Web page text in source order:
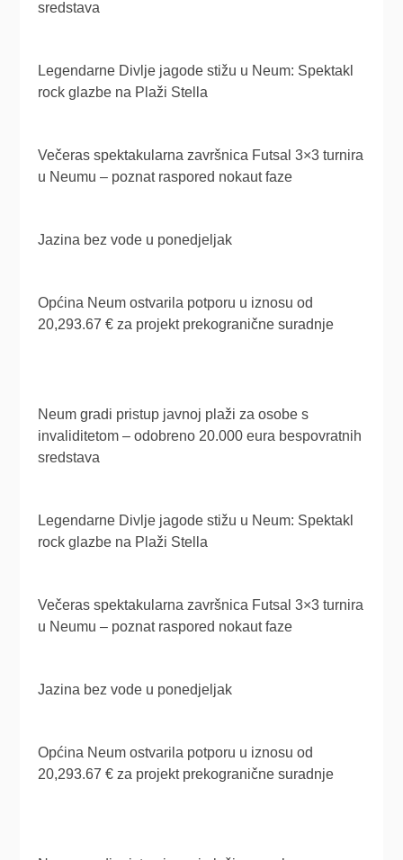
sredstava
Legendarne Divlje jagode stižu u Neum: Spektakl
rock glazbe na Plaži Stella
Večeras spektakularna završnica Futsal 3×3 turnira
u Neumu – poznat raspored nokaut faze
Jazina bez vode u ponedjeljak
Općina Neum ostvarila potporu u iznosu od
20,293.67 € za projekt prekogranične suradnje
Neum gradi pristup javnoj plaži za osobe s
invaliditetom – odobreno 20.000 eura bespovratnih
sredstava
Legendarne Divlje jagode stižu u Neum: Spektakl
rock glazbe na Plaži Stella
Večeras spektakularna završnica Futsal 3×3 turnira
u Neumu – poznat raspored nokaut faze
Jazina bez vode u ponedjeljak
Općina Neum ostvarila potporu u iznosu od
20,293.67 € za projekt prekogranične suradnje